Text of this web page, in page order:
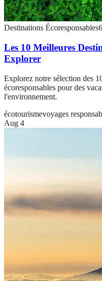
Destinations Écoresponsables6
Les 10 Meilleures
Explorer
Explorez notre sélection des
écoresponsables pour des
l'environnement.
écotourismevoyages
Aug 4